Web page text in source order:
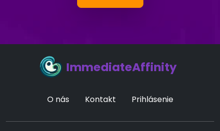
ImmediateAffinity
O nás Kontakt Prihlásenie